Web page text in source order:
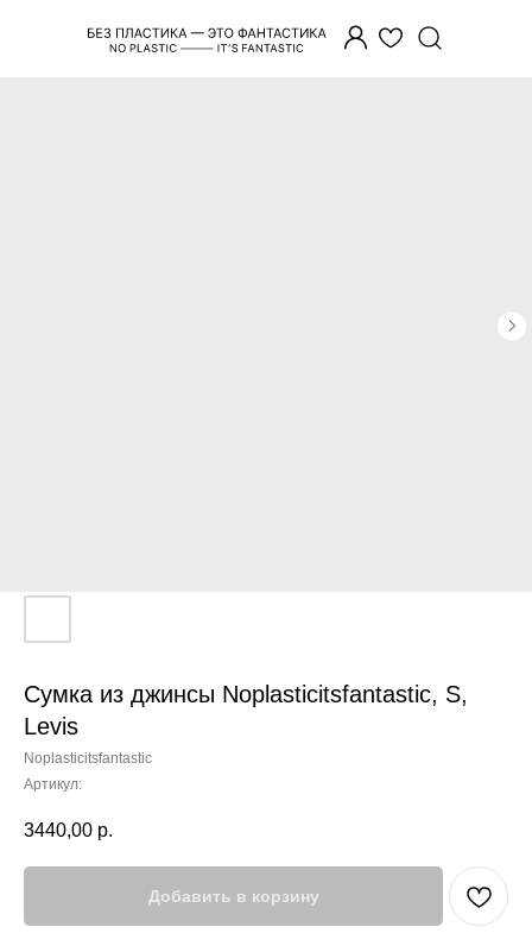
Сумка из джинсы Noplasticitsfantastic, S,
Levis
Noplasticitsfantastic
Артикул:
3440,00 р.
Добавить в корзину